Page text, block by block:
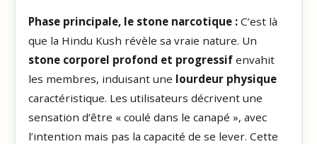
Phase principale, le stone narcotique :C’est là
que la Hindu Kush révèle sa vraie nature. Un
stone corporel profond et progressifenvahit
les membres, induisant une lourdeur physique
caractéristique. Les utilisateurs décrivent une
sensation d’être « coulé dans le canapé », avec
l’intention mais pas la capacité de se lever. Cette